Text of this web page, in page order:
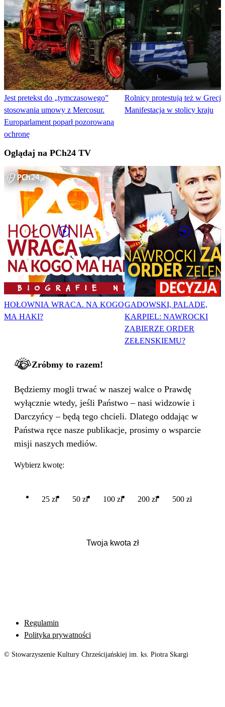
Jest pretekst do „tymczasowego”
stosowania umowy z Mercosur.
Europarlament poparł pozorowaną
ochronę
Rolnicy protestują też w Grecji.
Manifestacja w stolicy kraju
Oglądaj na PCh24 TV
HOŁOWNIA WRACA. NA KOGO
MA HAKI?
GADOWSKI, PALADE,
KARPIEL: NAWROCKI
ZABIERZE ORDER
ZEŁENSKIEMU?
Zróbmy to razem!
Będziemy mogli trwać w naszej walce o Prawdę
wyłącznie wtedy, jeśli Państwo – nasi widzowie i
Darczyńcy – będą tego chcieli. Dlatego oddając w
Państwa ręce nasze publikacje, prosimy o wsparcie
misji naszych mediów.
Wybierz kwotę:
25 zł 50 zł 100 zł 200 zł 500 zł
Regulamin
Polityka prywatności
© Stowarzyszenie Kultury Chrześcijańskiej im. ks. Piotra Skargi